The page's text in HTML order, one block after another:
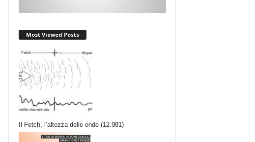
Most Viewed Posts
Il Fetch, l’altezza delle onde (12.981)